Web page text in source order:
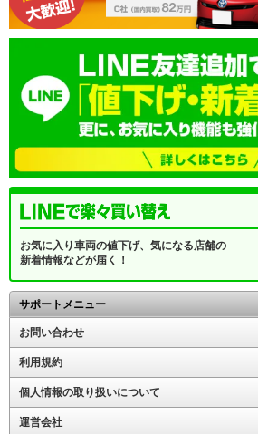
お気に入り車両の値下げ、気になる店舗の
新着情報などが届く！
サポートメニュー
お問い合わせ
利用規約
個人情報の取り扱いについて
運営会社